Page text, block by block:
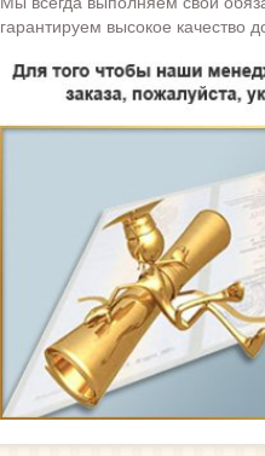
гарантируем высокое качество